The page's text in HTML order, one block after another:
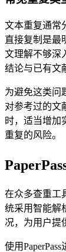
文本重复通常
直接复制是最
文理解不够深
结论与已有文
为避免这类问
对参考过的文
时，适当增加
重复的风险。
在众多查重工
统采用智能解
况，为用户提
使用